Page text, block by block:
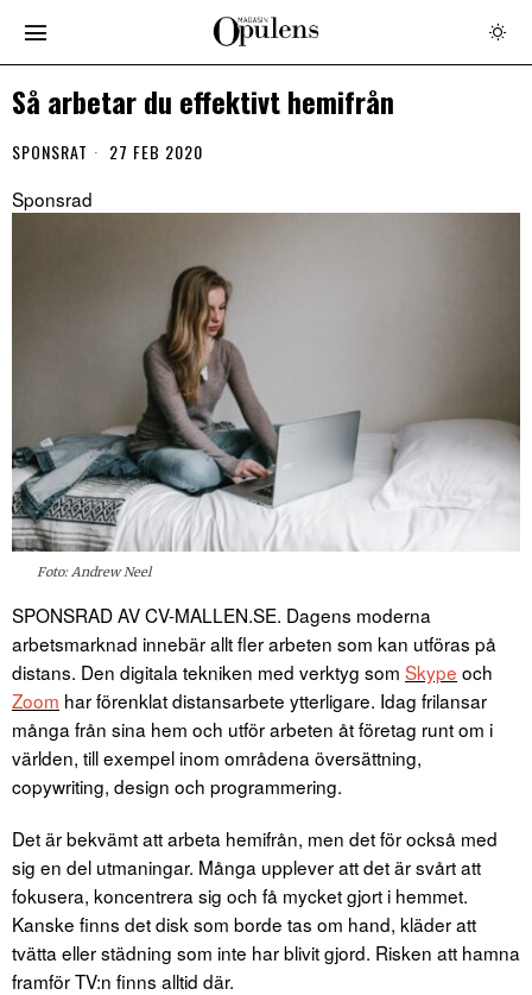
Så arbetar du effektivt hemifrån
SPONSRAT 27 FEB 2020
Foto: Andrew Neel
SPONSRAD AV CV-MALLEN.SE. Dagens moderna
arbetsmarknad innebär allt fler arbeten som kan utföras på
distans. Den digitala tekniken med verktyg som Skype och
Zoom har förenklat distansarbete ytterligare. Idag frilansar
många från sina hem och utför arbeten åt företag runt om i
världen, till exempel inom områdena översättning,
copywriting, design och programmering.
Det är bekvämt att arbeta hemifrån, men det för också med
sig en del utmaningar. Många upplever att det är svårt att
fokusera, koncentrera sig och få mycket gjort i hemmet.
Kanske finns det disk som borde tas om hand, kläder att
tvätta eller städning som inte har blivit gjord. Risken att hamna
framför TV:n finns alltid där.